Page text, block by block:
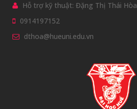
Hỗ trợ kỹ thuật: Đặng Thị Thái Hòa
0914197152
dthoa@hueuni.edu.vn